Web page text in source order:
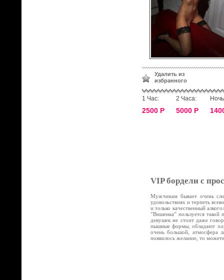
Удалить из
избранного
1 Час:
2500 Р
2 Часа:
5000 Р
VIP бордели с
Мужчинам бывает очень
удовольствиях и терпеть
и только качественный
”Вишенка” пользуется
девушек не стоит даже
пышные формы, обладают
очень большой, атмосфера
появилось желание, то